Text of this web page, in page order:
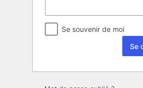
Se souvenir de moi